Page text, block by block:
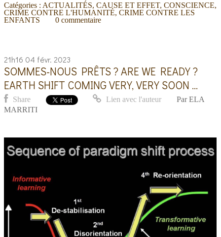
Catégories : ACTUALITÉS,CAUSE ET EFFET,CONSCIENCE,
CRIME CONTRE L'HUMANITÉ,CRIME CONTRE LES
ENFANTS
0 commentaire
21h16 04 févr. 2023
SOMMES-NOUS PRÊTS ? ARE WE READY ?
EARTH SHIFT COMING VERY, VERY SOON ...
Share Lien avec l'auteur Par ELA
MARRITI